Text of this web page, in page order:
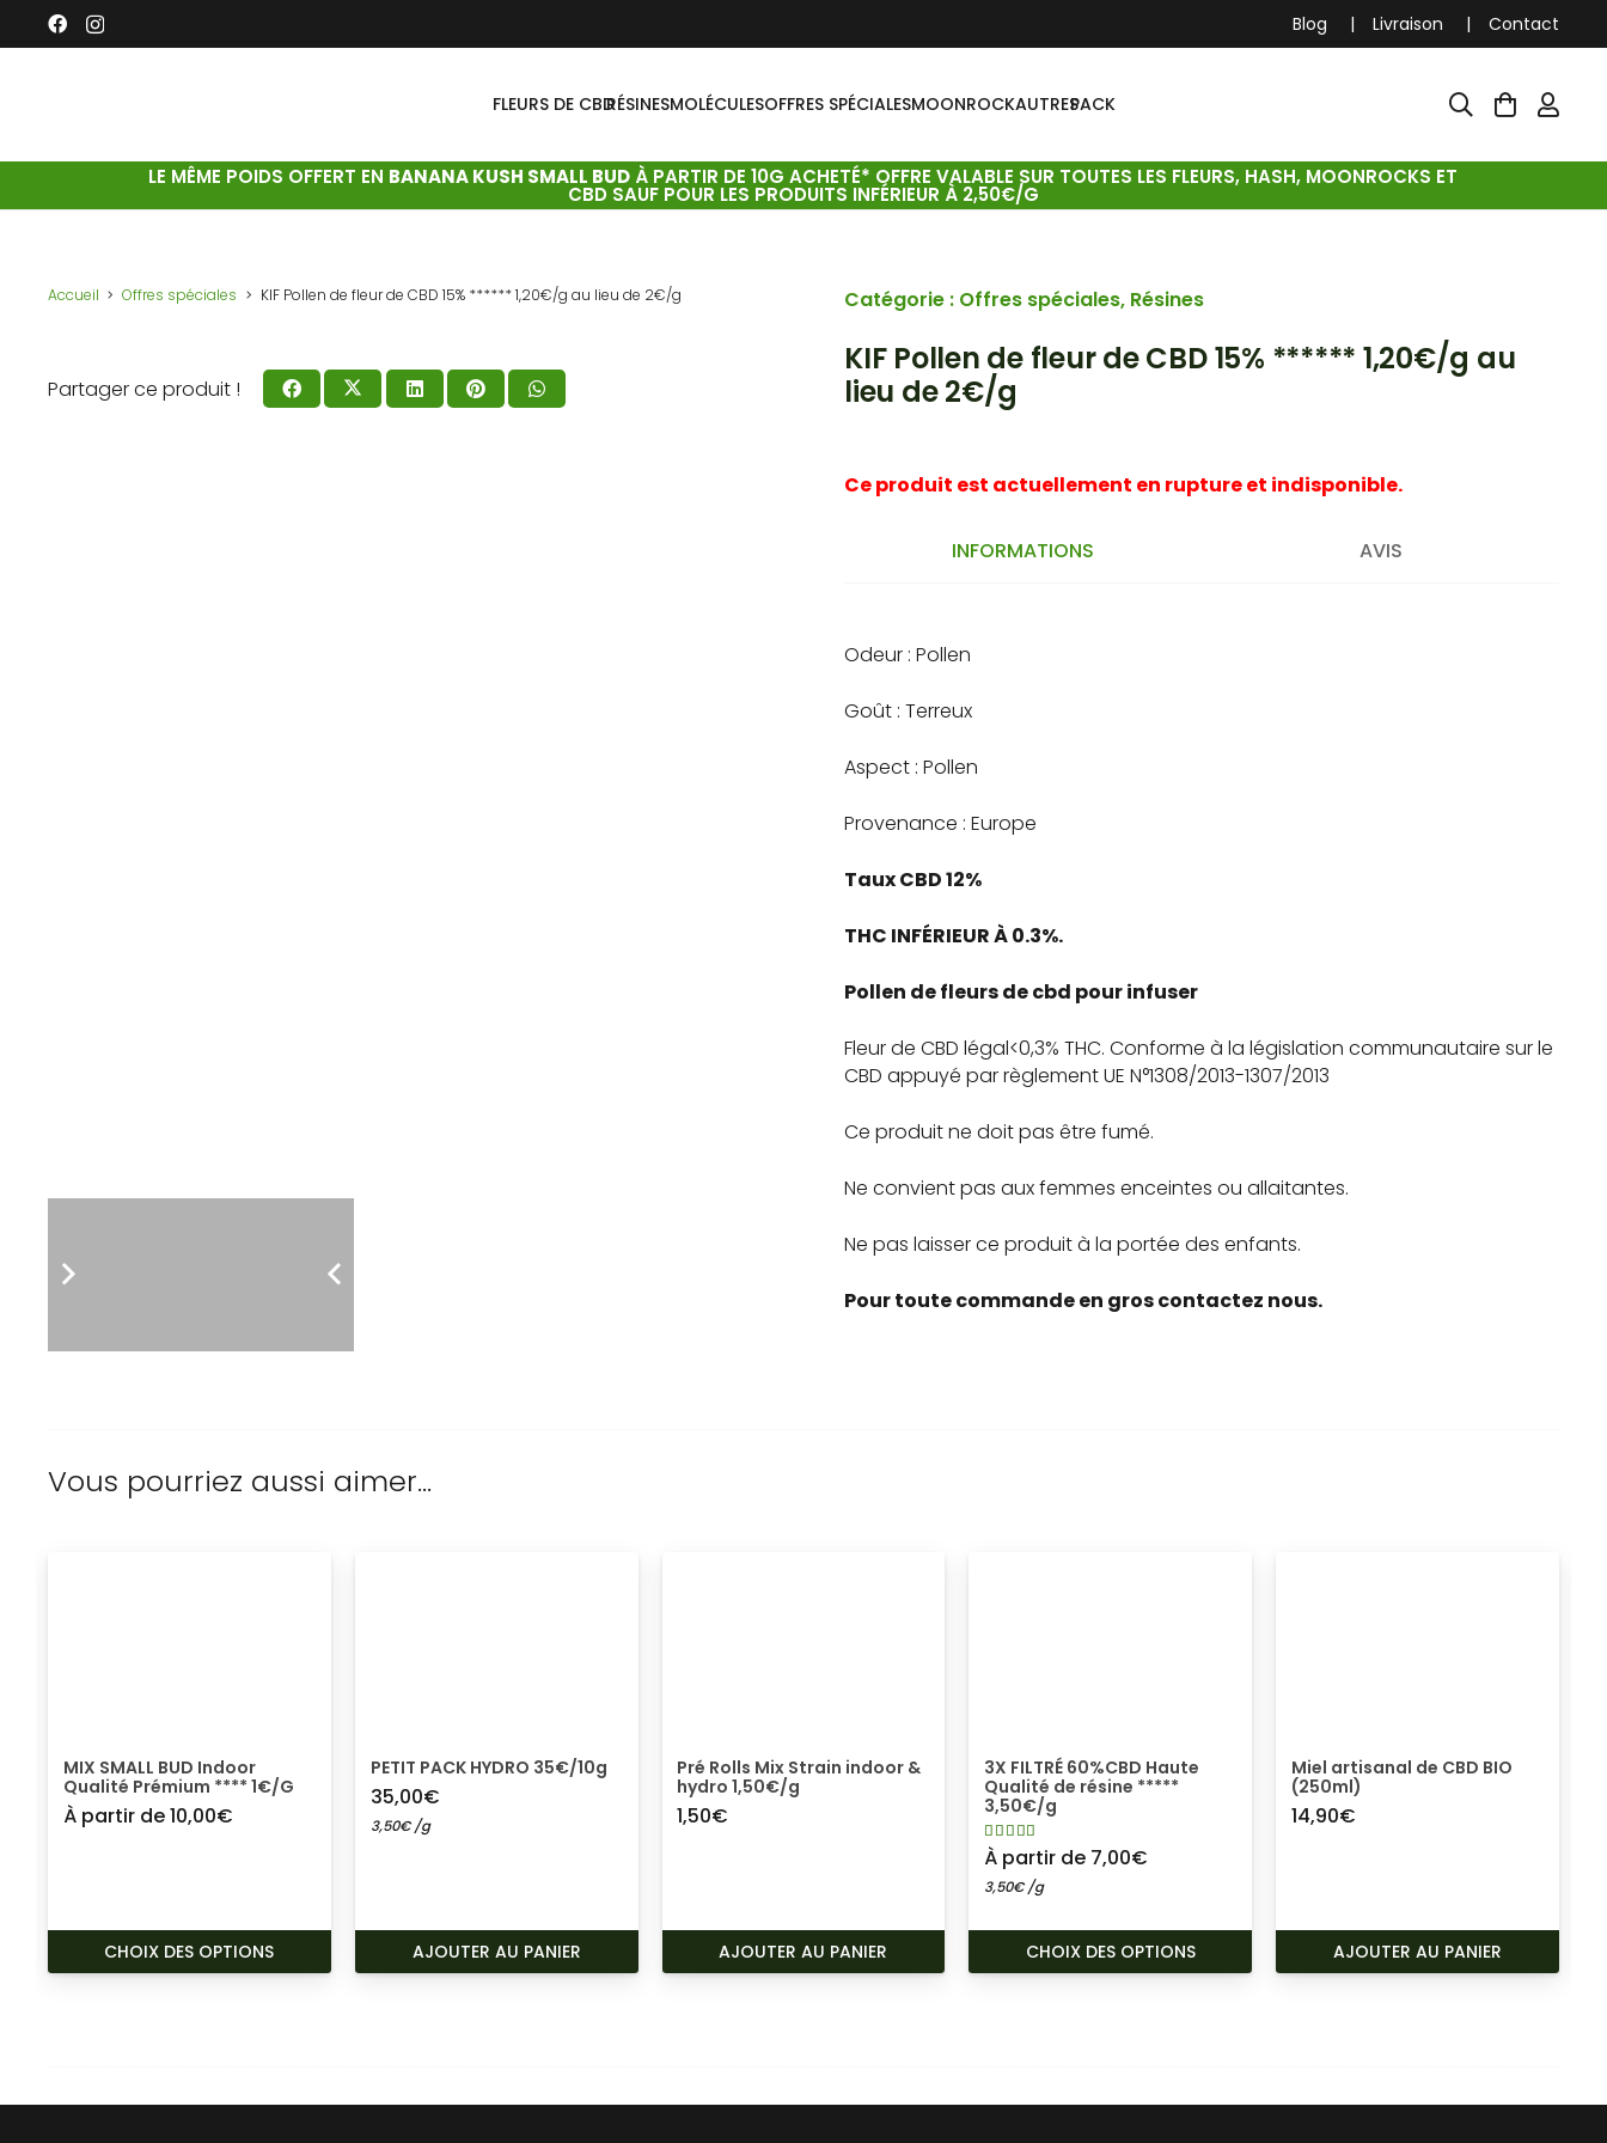
Blog Livraison Contact
FLEURS DE CBDRÉSINESMOLÉCULESOFFRES SPÉCIALESMOONROCKAUTRESPACK
LE MÊME POIDS OFFERT EN BANANA KUSH SMALL BUD À PARTIR DE 10G ACHETÉ* OFFRE VALABLE SUR TOUTES LES FLEURS, HASH, MOONROCKS ET
CBD SAUF POUR LES PRODUITS INFÉRIEUR À 2,50€/G
Accueil Offres spéciales KIF Pollen de fleur de CBD 15% ****** 1,20€/g au lieu de 2€/g
Partager ce produit !
Catégorie : Offres spéciales, Résines
KIF Pollen de fleur de CBD 15% ****** 1,20€/g au
lieu de 2€/g
Ce produit est actuellement en rupture et indisponible.
INFORMATIONS AVIS
Odeur : Pollen
Goût : Terreux
Aspect : Pollen
Provenance : Europe
Taux CBD 12%
THC INFÉRIEUR À 0.3%.
Pollen de fleurs de cbd pour infuser
Fleur de CBD légal<0,3% THC. Conforme à la législation communautaire sur le
CBD appuyé par règlement UE N°1308/2013-1307/2013
Ce produit ne doit pas être fumé.
Ne convient pas aux femmes enceintes ou allaitantes.
Ne pas laisser ce produit à la portée des enfants.
Pour toute commande en gros contactez nous.
Vous pourriez aussi aimer…
MIX SMALL BUD Indoor
Qualité Prémium **** 1€/G
À partir de10,00€
CHOIX DES OPTIONS
PRODUIT
OPTIONS
PETIT PACK HYDRO 35€/10g
35,00€
3,50€ /g
AJOUTER AU PANIER
Pré Rolls Mix Strain indoor &
hydro 1,50€/g
1,50€
AJOUTER AU PANIER
3X FILTRÉ 60%CBD Haute
Qualité de résine *****
3,50€/g
Note4.83sur 5
À partir de 7,00€
3,50€ /g
CHOIX DES OPTIONS
PRODUIT
OPTIONS
Miel artisanal de CBD BIO
(250ml)
14,90€
AJOUTER AU PANIER